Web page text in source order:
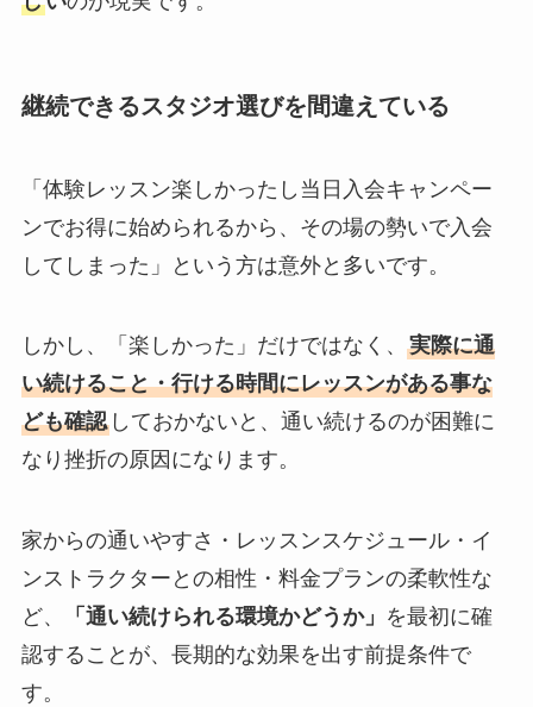
継続できるスタジオ選びを間違えている
「体験レッスン楽しかったし当日入会キャンペー
ンでお得に始められるから、その場の勢いで入会
してしまった」という方は意外と多いです。
しかし、「楽しかった」だけではなく、 実際に通
い続けること・行ける時間にレッスンがある事な
ども確認しておかないと、通い続けるのが困難に
なり挫折の原因になります。
家からの通いやすさ・レッスンスケジュール・イ
ンストラクターとの相性・料金プランの柔軟性な
ど、
「通い続けられる環境かどうか」 を最初に確
認することが、長期的な効果を出す前提条件で
す。